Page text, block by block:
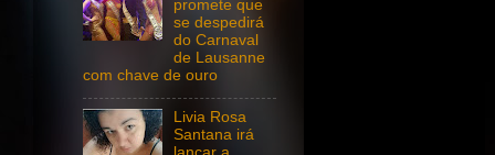
promete que
se despedirá
do Carnaval
de Lausanne
com chave de ouro
Livia Rosa
Santana irá